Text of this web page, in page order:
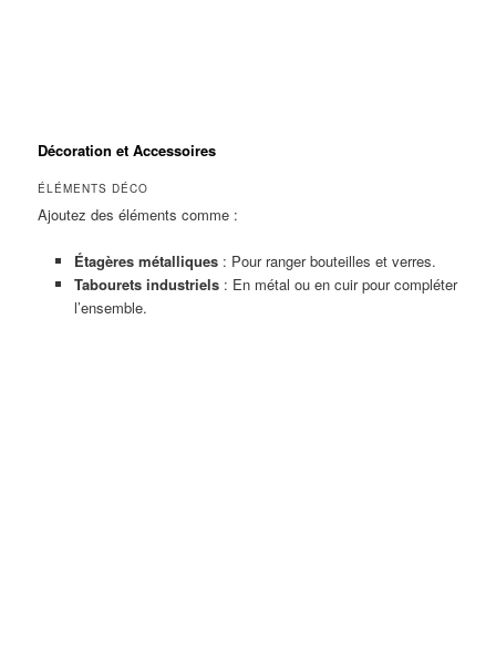
Décoration et Accessoires
ÉLÉMENTS DÉCO
Ajoutez des éléments comme :
Étagères métalliques: Pour ranger bouteilles et verres.
Tabourets industriels: En métal ou en cuir pour compléter
l’ensemble.